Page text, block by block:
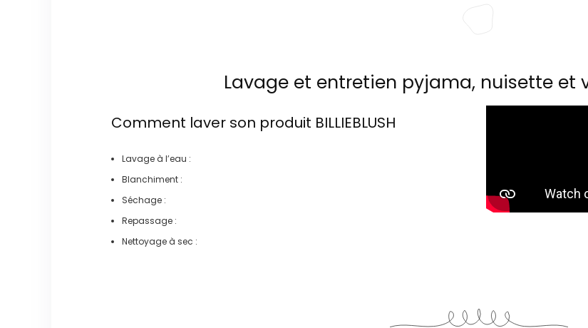
Lavage et entretien pyjama, nuisette et
Comment laver son produit BILLIEBLUSH
Lavage à l’eau :
Blanchiment :
Séchage :
Repassage :
Nettoyage à sec :